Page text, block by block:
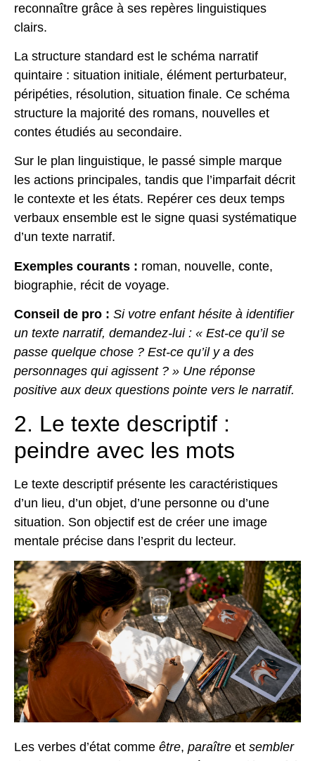
reconnaître grâce à ses repères linguistiques
clairs.
La structure standard est le schéma narratif
quintaire : situation initiale, élément perturbateur,
péripéties, résolution, situation finale. Ce schéma
structure la majorité des romans, nouvelles et
contes étudiés au secondaire.
Sur le plan linguistique, le passé simple marque
les actions principales, tandis que l’imparfait décrit
le contexte et les états. Repérer ces deux temps
verbaux ensemble est le signe quasi systématique
d’un texte narratif.
Exemples courants : roman, nouvelle, conte,
biographie, récit de voyage.
Conseil de pro : Si votre enfant hésite à identifier
un texte narratif, demandez-lui : « Est-ce qu’il se
passe quelque chose ? Est-ce qu’il y a des
personnages qui agissent ? » Une réponse
positive aux deux questions pointe vers le narratif.
2. Le texte descriptif :
peindre avec les mots
Le texte descriptif présente les caractéristiques
d’un lieu, d’un objet, d’une personne ou d’une
situation. Son objectif est de créer une image
mentale précise dans l’esprit du lecteur.
Les verbes d’état comme être, paraître et sembler